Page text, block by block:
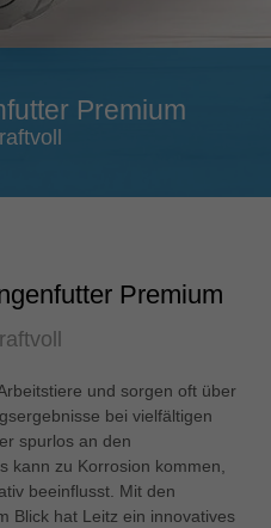
Premium
Premium
und sorgen oft über
bei vielfältigen
spurlos an den
kann zu Korrosion kommen,
beeinflusst. Mit den
Blick hat Leitz ein innovatives